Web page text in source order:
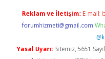
Reklam ve İletişim: E-mail:
forumhizmeti@gmail.com
Yasal Uyarı: Sitemiz, 5651